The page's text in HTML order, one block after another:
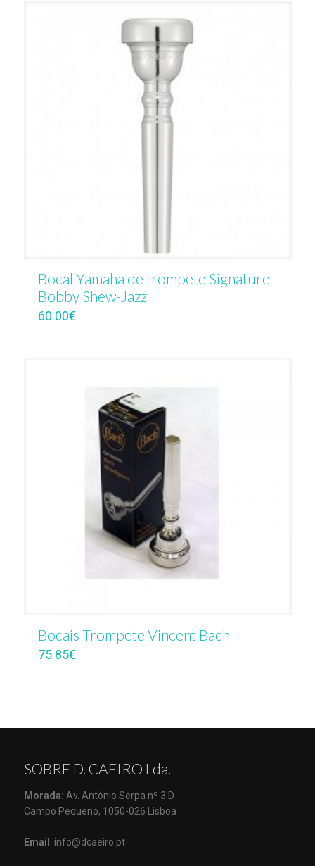
Bocal Yamaha de trompete Signature
Bobby Shew-Jazz
60.00€
Bocais Trompete Vincent Bach
75.85€
SOBRE D. CAEIRO Lda.
Morada: Av. António Serpa nº 3 D
Campo Pequeno, 1050-026 Lisboa
Email : info@dcaeiro.pt